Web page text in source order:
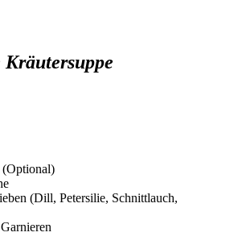
(Dill, Petersilie, Schnittlauch,